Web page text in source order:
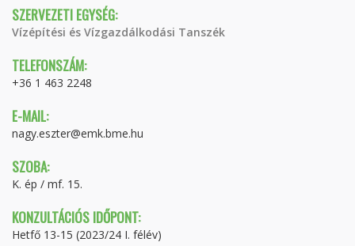
SZERVEZETI EGYSÉG:
Vízépítési és Vízgazdálkodási Tanszék
TELEFONSZÁM:
+36 1 463 2248
E-MAIL:
nagy.eszter@emk.bme.hu
SZOBA:
K. ép / mf. 15.
KONZULTÁCIÓS IDŐPONT:
Hetfő 13-15 (2023/24 I. félév)